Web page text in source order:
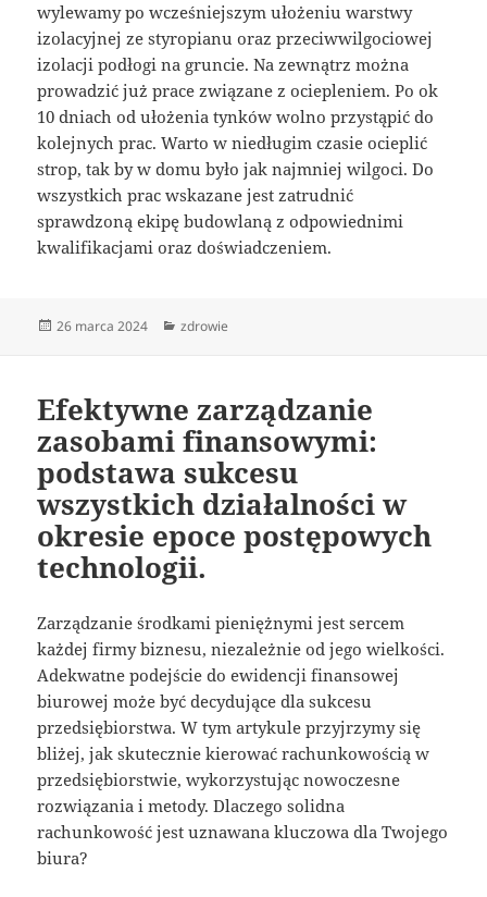
wylewamy po wcześniejszym ułożeniu warstwy
izolacyjnej ze styropianu oraz przeciwwilgociowej
izolacji podłogi na gruncie. Na zewnątrz można
prowadzić już prace związane z ociepleniem. Po ok
10 dniach od ułożenia tynków wolno przystąpić do
kolejnych prac. Warto w niedługim czasie ocieplić
strop, tak by w domu było jak najmniej wilgoci. Do
wszystkich prac wskazane jest zatrudnić
sprawdzoną ekipę budowlaną z odpowiednimi
kwalifikacjami oraz doświadczeniem.
Data
26 marca 2024 Kategorie
zdrowie
Efektywne zarządzanie
zasobami finansowymi:
podstawa sukcesu
wszystkich działalności w
okresie epoce postępowych
technologii.
Zarządzanie środkami pieniężnymi jest sercem
każdej firmy biznesu, niezależnie od jego wielkości.
Adekwatne podejście do ewidencji finansowej
biurowej może być decydujące dla sukcesu
przedsiębiorstwa. W tym artykule przyjrzymy się
bliżej, jak skutecznie kierować rachunkowością w
przedsiębiorstwie, wykorzystując nowoczesne
rozwiązania i metody. Dlaczego solidna
rachunkowość jest uznawana kluczowa dla Twojego
biura?